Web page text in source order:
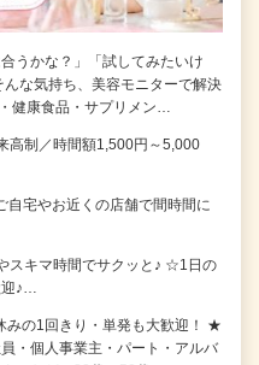
うかな？」「試してみたいけ
な気持ち、美容モニターで解決
健康食品・サプリメン…
高制／時間額1,500円～5,000
宅やお近くの店舗で間時間に
スキマ時間でサクッと♪ ☆1日の
迎♪…
みの1回きり・単発も大歓迎！ ★
・個人事業主・パート・アルバ